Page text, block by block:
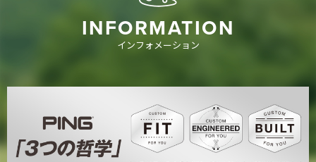
INFORMATION
インフォメーション